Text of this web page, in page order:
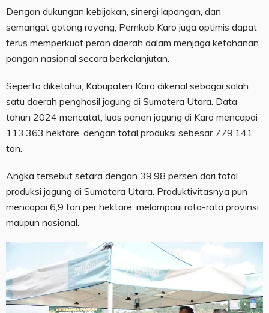
Dengan dukungan kebijakan, sinergi lapangan, dan
semangat gotong royong, Pemkab Karo juga optimis dapat
terus memperkuat peran daerah dalam menjaga ketahanan
pangan nasional secara berkelanjutan.
Seperto diketahui, Kabupaten Karo dikenal sebagai salah
satu daerah penghasil jagung di Sumatera Utara. Data
tahun 2024 mencatat, luas panen jagung di Karo mencapai
113.363 hektare, dengan total produksi sebesar 779.141
ton.
Angka tersebut setara dengan 39,98 persen dari total
produksi jagung di Sumatera Utara. Produktivitasnya pun
mencapai 6,9 ton per hektare, melampaui rata-rata provinsi
maupun nasional.